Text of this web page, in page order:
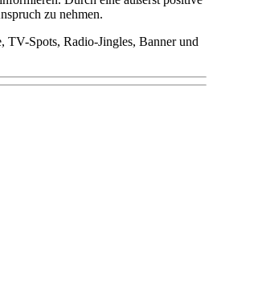
zu nehmen.
Spots, Radio-Jingles, Banner und